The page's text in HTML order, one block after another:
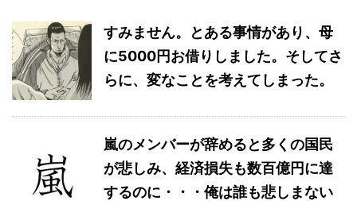
すみません。とある事情があり、母
に5000円お借りしました。そしてさ
らに、変なことを考えてしまった。
嵐のメンバーが辞めると多くの国民
が悲しみ、経済損失も数百億円に達
するのに・・・俺は誰も悲しまない